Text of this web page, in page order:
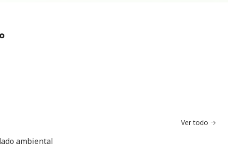
ambiental
Ver todo